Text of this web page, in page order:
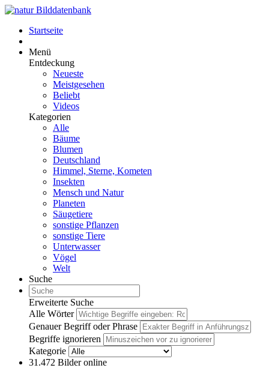
Startseite
Menü
Entdeckung
Neueste
Meistgesehen
Beliebt
Videos
Kategorien
Alle
Bäume
Blumen
Deutschland
Himmel, Sterne, Kometen
Insekten
Mensch und Natur
Planeten
Säugetiere
sonstige Pflanzen
sonstige Tiere
Unterwasser
Vögel
Welt
Suche
Erweiterte Suche
Alle Wörter
Genauer Begriff oder Phrase
Begriffe ignorieren
Kategorie
31.472 Bilder online